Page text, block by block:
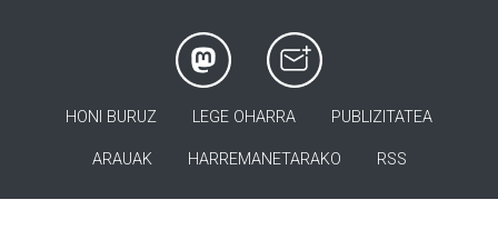
HONI BURUZ LEGE OHARRA PUBLIZITATEA
ARAUAK HARREMANETARAKO RSS